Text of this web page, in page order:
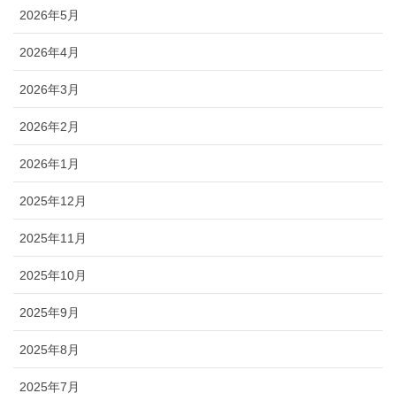
2026年5月
2026年4月
2026年3月
2026年2月
2026年1月
2025年12月
2025年11月
2025年10月
2025年9月
2025年8月
2025年7月